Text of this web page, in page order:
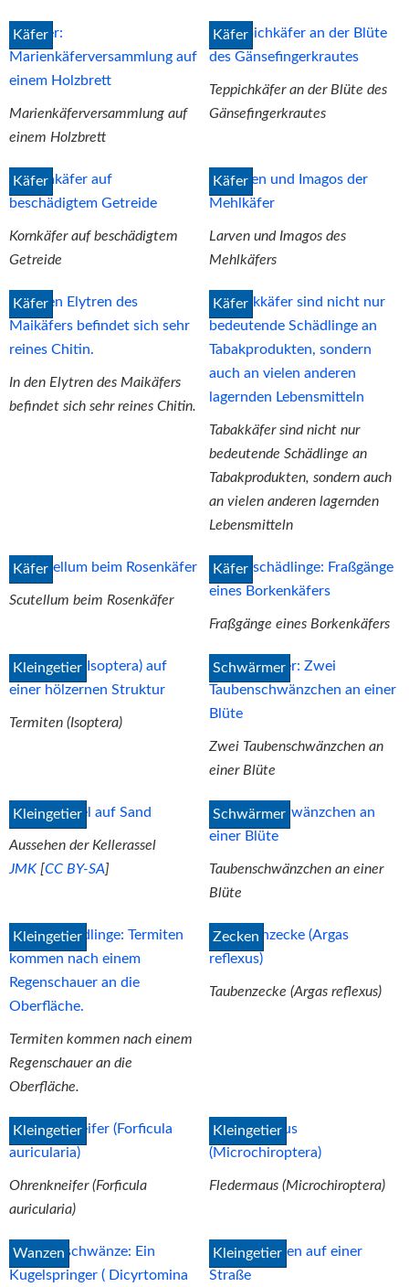
Käfer
Marienkäferversammlung auf
einem Holzbrett
Käfer
Teppichkäfer an der Blüte des
Gänsefingerkrautes
Käfer
Kornkäfer auf beschädigtem
Getreide
Käfer
Larven und Imagos des
Mehlkäfers
Käfer
In den Elytren des Maikäfers
befindet sich sehr reines Chitin.
Käfer
Tabakkäfer sind nicht nur
bedeutende Schädlinge an
Tabakprodukten, sondern auch
an vielen anderen lagernden
Lebensmitteln
Käfer
Scutellum beim Rosenkäfer
Käfer
Fraßgänge eines Borkenkäfers
Kleingetier
Termiten (Isoptera)
Schwärmer
Zwei Taubenschwänzchen an
einer Blüte
Kleingetier
Aussehen der Kellerassel
JMK [CC BY-SA]
Schwärmer
Taubenschwänzchen an einer
Blüte
Kleingetier
Termiten kommen nach einem
Regenschauer an die
Oberfläche.
Zecken
Taubenzecke (Argas reflexus)
Kleingetier
Ohrenkneifer (Forficula
auricularia)
Kleingetier
Fledermaus (Microchiroptera)
Wanzen Kleingetier